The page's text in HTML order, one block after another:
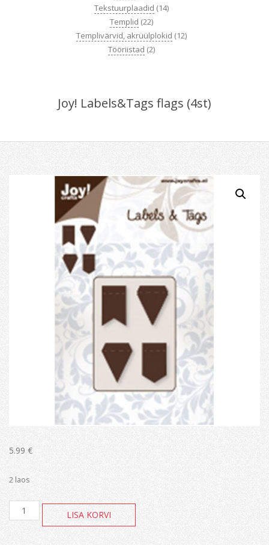
Tekstuurplaadid (14)
Templid (22)
Templivärvid, akrüülplokid (12)
Tööriistad (2)
Joy! Labels&Tags flags (4st)
5.99 €
2 laos
Joy!
Labels&Tags
LISA KORVI